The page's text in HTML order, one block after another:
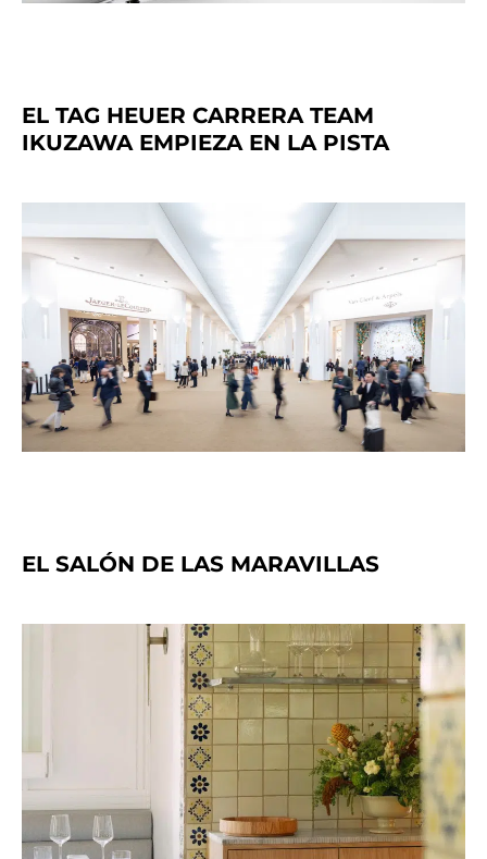
EL TAG HEUER CARRERA TEAM
IKUZAWA EMPIEZA EN LA PISTA
EL SALÓN DE LAS MARAVILLAS